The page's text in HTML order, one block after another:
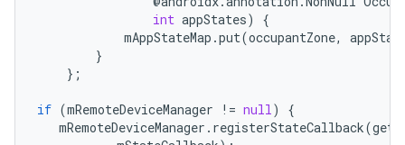
int appStates)
{
mAppStateMap .put(occupantZone,
}
};
if (mRemoteDeviceManager ! = null)
{
mRemoteDeviceManager . registerStateCallback(